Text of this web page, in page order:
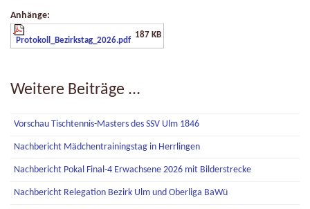
Anhänge:
Protokoll_Bezirkstag_2026.pdf
187 KB
Weitere Beiträge ...
Vorschau Tischtennis-Masters des SSV Ulm 1846
Nachbericht Mädchentrainingstag in Herrlingen
Nachbericht Pokal Final-4 Erwachsene 2026 mit Bilderstrecke
Nachbericht Relegation Bezirk Ulm und Oberliga BaWü